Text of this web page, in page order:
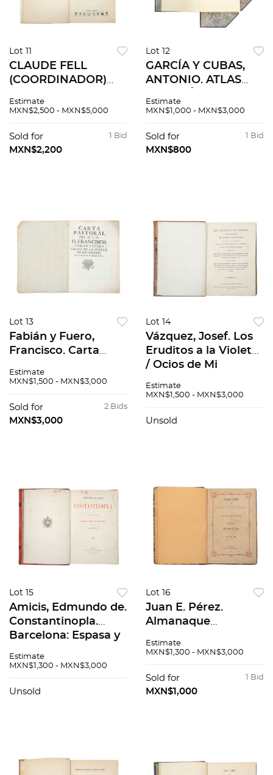
Lot 11
CLAUDE FELL
(COORDINADOR)
LA OBRA MÉXICO:
NACIONAL PARA LA
CULTURA Y LAS
Estimate
MXN$2,500 - MXN$5,000
1 Bid
Sold for
MXN$2,200
Lot 12
GARCÍA Y CUBAS,
ANTONIO. ATLAS
ESTADÍSTICO E
REPÚBLICA
MEXICANA. MÉXICO,
Estimate
MXN$1,000 - MXN$3,000
1 Bid
Sold for
MXN$800
Lot 13
Fabián y Fuero,
Francisco. Carta
[…] Obispo de la
Angeles. Puebla,
1767
Estimate
MXN$1,500 - MXN$3,000
2 Bids
Sold for
MXN$3,000
Lot 14
Vázquez, Josef. Los
Eruditos a la Violeta
/ Ocios de Mi
del Cortejo. En un
Estimate
MXN$1,500 - MXN$3,000
Unsold
Lot 15
Amicis, Edmundo de.
Constantinopla.
Barcelona: Espasa y
1895.
Estimate
MXN$1,300 - MXN$3,000
Unsold
Lot 16
Juan E. Pérez.
Almanaque
Oficinas y Guía de
1874. México, 1873.
Estimate
MXN$1,300 - MXN$3,000
1 Bid
Sold for
MXN$1,000